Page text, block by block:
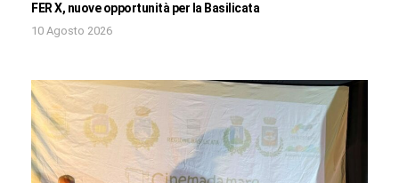
FER X, nuove opportunità per la Basilicata
10 Agosto 2026